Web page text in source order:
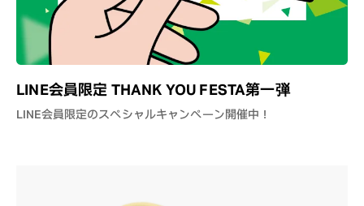
LINE会員限定 THANK YOU FESTA第一弾
LINE会員限定のスペシャルキャンペーン開催中！